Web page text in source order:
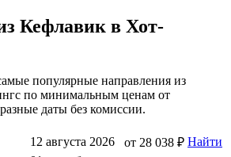
Кефлавик в Хот-
популярные направления из
по минимальным ценам от
даты без комиссии.
12 августа 2026 от 28 038 ₽ Найти